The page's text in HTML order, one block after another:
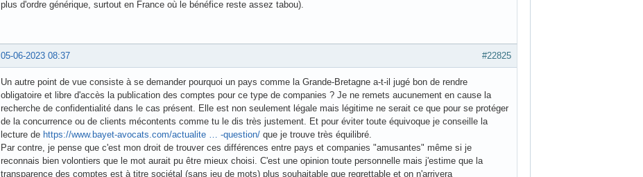
plus d'ordre générique, surtout en France où le bénéfice reste assez tabou).
#22825
05-06-2023 08:37
Un autre point de vue consiste à se demander pourquoi un pays comme la Grande-Bretagne a-t-il jugé bon de rendre
obligatoire et libre d'accès la publication des comptes pour ce type de companies ? Je ne remets aucunement en cause la
recherche de confidentialité dans le cas présent. Elle est non seulement légale mais légitime ne serait ce que pour se protéger
de la concurrence ou de clients mécontents comme tu le dis très justement. Et pour éviter toute équivoque je conseille la
lecture de https://www.bayet-avocats.com/actualite … -question/ que je trouve très équilibré.
Par contre, je pense que c'est mon droit de trouver ces différences entre pays et companies "amusantes" même si je
reconnais bien volontiers que le mot aurait pu être mieux choisi. C'est une opinion toute personnelle mais j'estime que la
transparence des comptes est à titre sociétal (sans jeu de mots) plus souhaitable que regrettable et on n'arrivera